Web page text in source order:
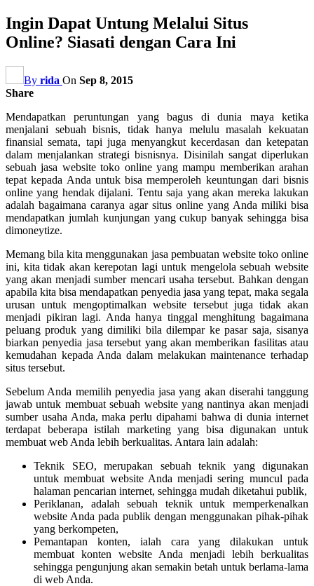
Ingin Dapat Untung Melalui Situs
Online? Siasati dengan Cara Ini
By rida On Sep 8, 2015
Share
Mendapatkan peruntungan yang bagus di dunia maya ketika
menjalani sebuah bisnis, tidak hanya melulu masalah kekuatan
finansial semata, tapi juga menyangkut kecerdasan dan ketepatan
dalam menjalankan strategi bisnisnya. Disinilah sangat diperlukan
sebuah jasa website toko online yang mampu memberikan arahan
tepat kepada Anda untuk bisa memperoleh keuntungan dari bisnis
online yang hendak dijalani. Tentu saja yang akan mereka lakukan
adalah bagaimana caranya agar situs online yang Anda miliki bisa
mendapatkan jumlah kunjungan yang cukup banyak sehingga bisa
dimoneytize.
Memang bila kita menggunakan jasa pembuatan website toko online
ini, kita tidak akan kerepotan lagi untuk mengelola sebuah website
yang akan menjadi sumber mencari usaha tersebut. Bahkan dengan
apabila kita bisa mendapatkan penyedia jasa yang tepat, maka segala
urusan untuk mengoptimalkan website tersebut juga tidak akan
menjadi pikiran lagi. Anda hanya tinggal menghitung bagaimana
peluang produk yang dimiliki bila dilempar ke pasar saja, sisanya
biarkan penyedia jasa tersebut yang akan memberikan fasilitas atau
kemudahan kepada Anda dalam melakukan maintenance terhadap
situs tersebut.
Sebelum Anda memilih penyedia jasa yang akan diserahi tanggung
jawab untuk membuat sebuah website yang nantinya akan menjadi
sumber usaha Anda, maka perlu dipahami bahwa di dunia internet
terdapat beberapa istilah marketing yang bisa digunakan untuk
membuat web Anda lebih berkualitas. Antara lain adalah:
Teknik SEO, merupakan sebuah teknik yang digunakan
untuk membuat website Anda menjadi sering muncul pada
halaman pencarian internet, sehingga mudah diketahui publik,
Periklanan, adalah sebuah teknik untuk memperkenalkan
website Anda pada publik dengan menggunakan pihak-pihak
yang berkompeten,
Pemantapan konten, ialah cara yang dilakukan untuk
membuat konten website Anda menjadi lebih berkualitas
sehingga pengunjung akan semakin betah untuk berlama-lama
di web Anda.